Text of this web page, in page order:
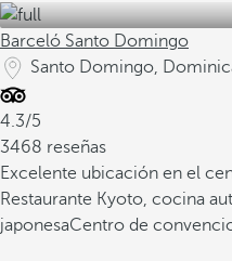
Barceló Santo Domingo
Santo Domingo,
4.3/5
3468 reseñas
Excelente ubicación en el
Restaurante Kyoto, cocina
japonesaCentro de